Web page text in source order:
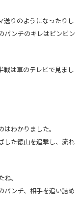
送りのようになったりし
パンチのキレはビンビン
戦は車のテレビで見まし
わかりました。
した徳山を追撃し、流れ
。
パンチ、相手を追い詰め